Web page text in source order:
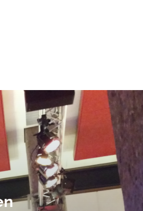
De audiovisuele
volledig uit